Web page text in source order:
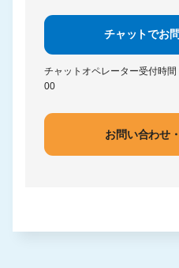
チャットでお
チャットオペレーター受付時間
00
お問い合わせ